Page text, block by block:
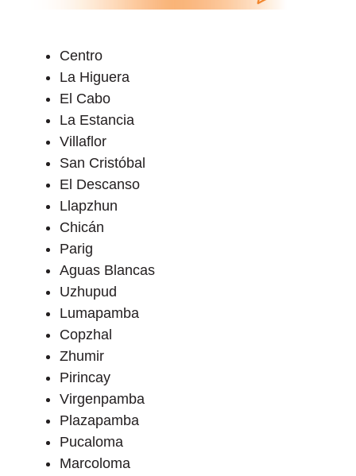
Centro
La Higuera
El Cabo
La Estancia
Villaflor
San Cristóbal
El Descanso
Llapzhun
Chicán
Parig
Aguas Blancas
Uzhupud
Lumapamba
Copzhal
Zhumir
Pirincay
Virgenpamba
Plazapamba
Pucaloma
Marcoloma